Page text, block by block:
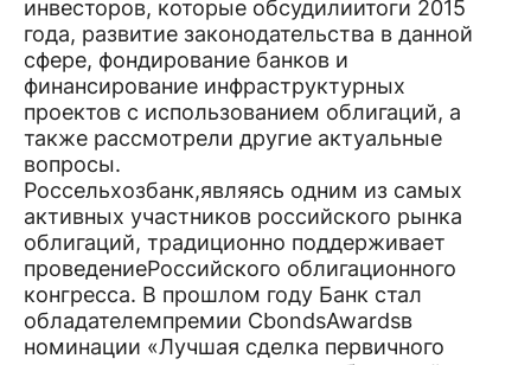
инвесторов, которые обсудилиитоги 2015
года, развитие законодательства в данной
сфере, фондирование банков и
финансирование инфраструктурных
проектов с использованием облигаций, а
также рассмотрели другие актуальные
вопросы.
Россельхозбанк,являясь одним из самых
активных участников российского рынка
облигаций, традиционно поддерживает
проведениеРоссийского облигационного
конгресса. В прошлом году Банк стал
обладателемпремии CbondsAwardsв
номинации «Лучшая сделка первичного